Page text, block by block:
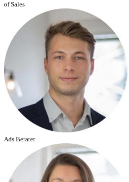
of Sales
Ads Berater